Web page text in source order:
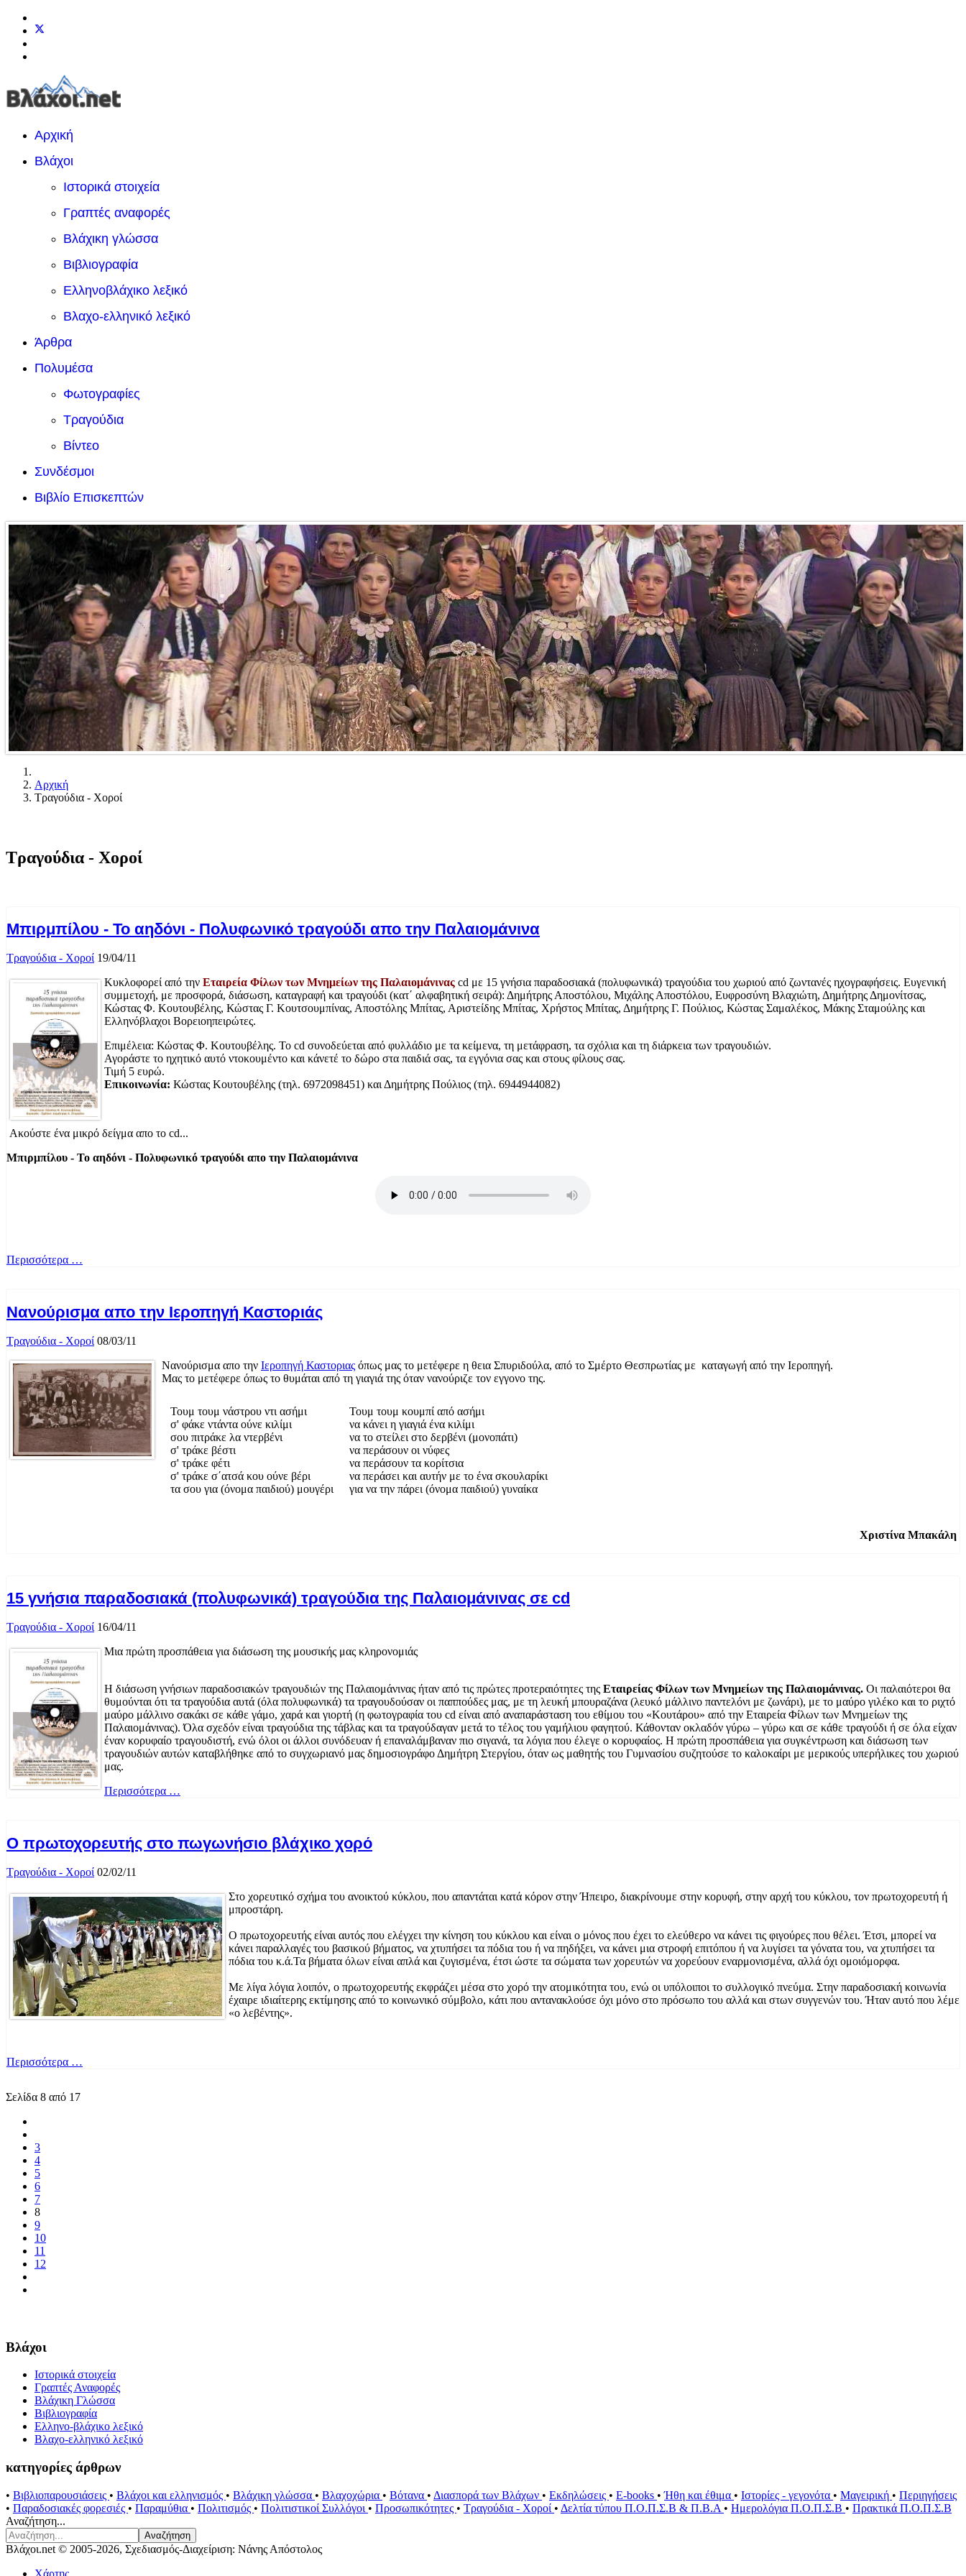
Αρχική
Βλάχοι
Ιστορικά στοιχεία
Γραπτές αναφορές
Βλάχικη γλώσσα
Βιβλιογραφία
Ελληνοβλάχικο λεξικό
Βλαχο-ελληνικό λεξικό
Άρθρα
Πολυμέσα
Φωτογραφίες
Τραγούδια
Βίντεο
Συνδέσμοι
Βιβλίο Επισκεπτών
Αρχική
Τραγούδια - Χοροί
Τραγούδια - Χοροί
Μπιρμπίλου - Το αηδόνι - Πολυφωνικό τραγούδι απο την Παλαιομάνινα
Τραγούδια - Χοροί 19/04/11
Κυκλοφορεί από την Εταιρεία Φίλων των Μνημείων της Παλαιομάνινας cd με 15 γνήσια παραδοσιακά (πολυφωνικά) τραγούδια του χωριού από ζωντανές ηχογραφήσεις. Ευγενική
συμμετοχή, με προσφορά, διάσωση, καταγραφή και τραγούδι (κατ΄ αλφαβητική σειρά): Δημήτρης Αποστόλου, Μιχάλης Αποστόλου, Ευφροσύνη Βλαχιώτη, Δημήτρης Δημονίτσας,
Κώστας Φ. Κουτουβέλης, Κώστας Γ. Κουτσουμπίνας, Αποστόλης Μπίτας, Αριστείδης Μπίτας, Χρήστος Μπίτας, Δημήτρης Γ. Πούλιος, Κώστας Σαμαλέκος, Μάκης Σταμούλης και
Ελληνόβλαχοι Βορειοηπειρώτες.
Επιμέλεια: Κώστας Φ. Κουτουβέλης. Το cd συνοδεύεται από φυλλάδιο με τα κείμενα, τη μετάφραση, τα σχόλια και τη διάρκεια των τραγουδιών.
Αγοράστε το ηχητικό αυτό ντοκουμέντο και κάνετέ το δώρο στα παιδιά σας, τα εγγόνια σας και στους φίλους σας.
Τιμή 5 ευρώ.
Επικοινωνία: Κώστας Κουτουβέλης (τηλ. 6972098451) και Δημήτρης Πούλιος (τηλ. 6944944082)
Ακούστε ένα μικρό δείγμα απο το cd...
Μπιρμπίλου - Το αηδόνι - Πολυφωνικό τραγούδι απο την Παλαιομάνινα
Περισσότερα …
Νανούρισμα απο την Ιεροπηγή Καστοριάς
Τραγούδια - Χοροί 08/03/11
Νανούρισμα απο την Ιεροπηγή Καστοριας όπως μας το μετέφερε η θεια Σπυριδούλα, από το Σμέρτο Θεσπρωτίας με καταγωγή από την Ιεροπηγή.
Μας το μετέφερε όπως το θυμάται από τη γιαγιά της όταν νανούριζε τον εγγονο της.
Τουμ τουμ νάστρου ντι ασήμι
σ' φάκε ντάντα ούνε κιλίμι
σου πιτράκε λα ντερβένι
σ' τράκε βέστι
σ' τράκε φέτι
σ' τράκε σ΄ατσά κου ούνε βέρι
τα σου για (όνομα παιδιού) μουγέρι
Τουμ τουμ κουμπί από ασήμι
να κάνει η γιαγιά ένα κιλίμι
να το στείλει στο δερβένι (μονοπάτι)
να περάσουν οι νύφες
να περάσουν τα κορίτσια
να περάσει και αυτήν με το ένα σκουλαρίκι
για να την πάρει (όνομα παιδιού) γυναίκα
Χριστίνα Μπακάλη
15 γνήσια παραδοσιακά (πολυφωνικά) τραγούδια της Παλαιομάνινας σε cd
Τραγούδια - Χοροί 16/04/11
Μια πρώτη προσπάθεια για διάσωση της μουσικής μας κληρονομιάς
Η διάσωση γνήσιων παραδοσιακών τραγουδιών της Παλαιομάνινας ήταν από τις πρώτες προτεραιότητες της Εταιρείας Φίλων των Μνημείων της Παλαιομάνινας. Οι παλαιότεροι θα
θυμούνται ότι τα τραγούδια αυτά (όλα πολυφωνικά) τα τραγουδούσαν οι παππούδες μας, με τη λευκή μπουραζάνα (λευκό μάλλινο παντελόνι με ζωνάρι), με το μαύρο γιλέκο και το ριχτό
μαύρο μάλλινο σακάκι σε κάθε γάμο, χαρά και γιορτή (η φωτογραφία του cd είναι από αναπαράσταση του εθίμου του «Κουτάρου» από την Εταιρεία Φίλων των Μνημείων της
Παλαιομάνινας). Όλα σχεδόν είναι τραγούδια της τάβλας και τα τραγούδαγαν μετά το τέλος του γαμήλιου φαγητού. Κάθονταν οκλαδόν γύρω – γύρω και σε κάθε τραγούδι ή σε όλα είχαν
έναν κορυφαίο τραγουδιστή, ενώ όλοι οι άλλοι συνόδευαν ή επαναλάμβαναν πιο σιγανά, τα λόγια που έλεγε ο κορυφαίος. Η πρώτη προσπάθεια για συγκέντρωση και διάσωση των
τραγουδιών αυτών καταβλήθηκε από το συγχωριανό μας δημοσιογράφο Δημήτρη Στεργίου, όταν ως μαθητής του Γυμνασίου συζητούσε το καλοκαίρι με μερικούς υπερήλικες του χωριού
μας.
Περισσότερα …
Ο πρωτοχορευτής στο πωγωνήσιο βλάχικο χορό
Τραγούδια - Χοροί 02/02/11
Στο χορευτικό σχήμα του ανοικτού κύκλου, που απαντάται κατά κόρον στην Ήπειρο, διακρίνουμε στην κορυφή, στην αρχή του κύκλου, τον πρωτοχορευτή ή
μπροστάρη.
Ο πρωτοχορευτής είναι αυτός που ελέγχει την κίνηση του κύκλου και είναι ο μόνος που έχει το ελεύθερο να κάνει τις φιγούρες που θέλει. Έτσι, μπορεί να
κάνει παραλλαγές του βασικού βήματος, να χτυπήσει τα πόδια του ή να πηδήξει, να κάνει μια στροφή επιτόπου ή να λυγίσει τα γόνατα του, να χτυπήσει τα
πόδια του κ.ά.Τα βήματα όλων είναι απλά και ζυγισμένα, έτσι ώστε τα σώματα των χορευτών να χορεύουν εναρμονισμένα, αλλά όχι ομοιόμορφα.
Με λίγα λόγια λοιπόν, ο πρωτοχορευτής εκφράζει μέσα στο χορό την ατομικότητα του, ενώ οι υπόλοιποι το συλλογικό πνεύμα. Στην παραδοσιακή κοινωνία
έχαιρε ιδιαίτερης εκτίμησης από το κοινωνικό σύμβολο, κάτι που αντανακλούσε όχι μόνο στο πρόσωπο του αλλά και στων συγγενών του. Ήταν αυτό που λέμε
«ο λεβέντης».
Περισσότερα …
Σελίδα 8 από 17
3
4
5
6
7
8
9
10
11
12
Βλάχοι
Ιστορικά στοιχεία
Γραπτές Αναφορές
Βλάχικη Γλώσσα
Βιβλιογραφία
Ελληνο-βλάχικο λεξικό
Βλαχο-ελληνικό λεξικό
κατηγορίες άρθρων
• Βιβλιοπαρουσιάσεις • Βλάχοι και ελληνισμός • Βλάχικη γλώσσα • Βλαχοχώρια • Βότανα • Διασπορά των Βλάχων • Εκδηλώσεις • E-books •Ήθη και έθιμα • Ιστορίες - γεγονότα • Μαγειρική • Περιηγήσεις
• Παραδοσιακές φορεσιές • Παραμύθια • Πολιτισμός • Πολιτιστικοί Συλλόγοι • Προσωπικότητες • Τραγούδια - Χοροί • Δελτία τύπου Π.Ο.Π.Σ.Β & Π.Β.Α • Ημερολόγια Π.Ο.Π.Σ.Β • Πρακτικά Π.Ο.Π.Σ.Β
Αναζήτηση...
Αναζήτηση
Βλάχοι.net © 2005-2026, Σχεδιασμός-Διαχείριση: Νάνης Απόστολος
Χάρτης